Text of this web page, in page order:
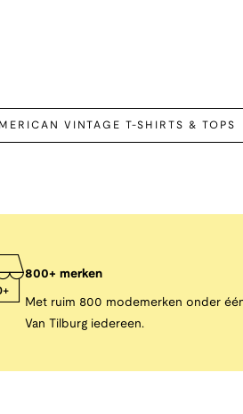
VINTAGE T-SHIRTS & TOPS
800+ merken
Met ruim 800 modemerken onder
Van Tilburg iedereen.